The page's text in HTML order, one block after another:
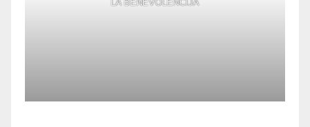
LA BENEVOLENCIJA